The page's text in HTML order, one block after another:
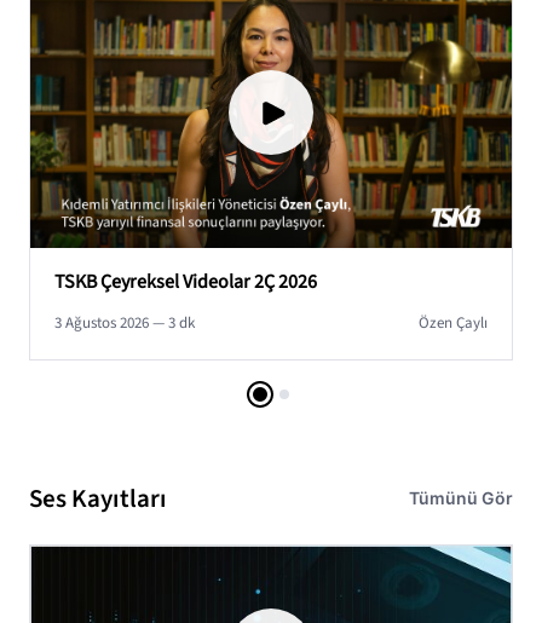
TSKB Çeyreksel Videolar 2Ç 2026
3 Ağustos 2026 — 3 dk Özen Çaylı
Ses Kayıtları Tümünü Gör